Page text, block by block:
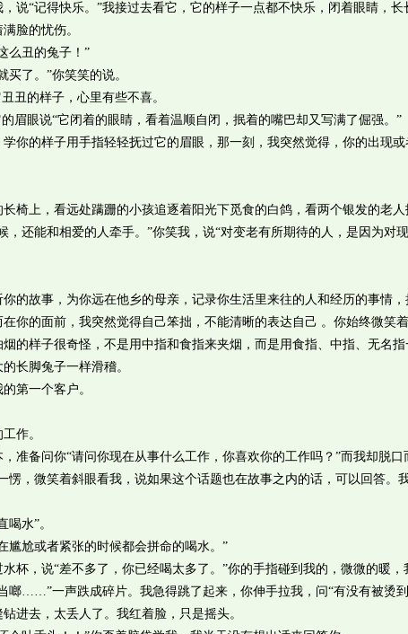
“记得快乐。”我接过去看它，它的样子一点都不快乐，闭着眼睛，长
脸的忧伤。
丑的兔子！”
了。”你笑笑的说。
的样子，心里有些不喜。
眼说“它闭着的眼睛，看着温顺自闭，抿着的嘴巴却又写满了倔强。”
的样子用手指轻轻抚过它的眉眼，那一刻，我突然觉得，你的出现或
上，看远处蹒跚的小孩追逐着阳光下觅食的白鸽，看两个银发的老人
，还能和相爱的人牵手。”你笑我，说“对变老有所期待的人，是因为对
故事，为你远在他乡的母亲，记录你生活里来往的人和经历的事情，
你的面前，我突然觉得自己笨拙，不能清晰的表达自己 。你始终微笑
的样子很奇怪，不是用中指和食指来夹烟，而是用食指、中指、无名
长脚兔子一样滑稽。
第一个客户。
作。
备问你“请问你现在从事什么工作，你喜欢你的工作吗？”而我却脱口
愣，微笑着斜眼看我，说如果这个话题也在故事之内的话，可以回答。
水”。
尬或者紧张的时候都会拼命的喝水。”
，说“差不多了，你已经喝太多了。”你的手指碰到我的，微微的暖，
啷……”一声跌成碎片。我急得跳了起来，你伸手拉我，问“有没有被烫
去，太丢人了。我红着脸，只是摇头。